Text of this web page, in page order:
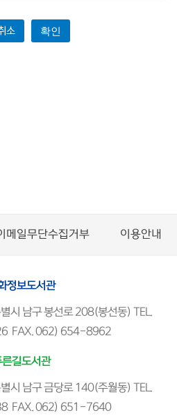
소 확인
메일무단수집거부 이용안내
정보도서관
시 남구 봉선로 208(봉선동) TEL.
FAX. 062) 654-8962
른길도서관
시 남구 금당로 140(주월동) TEL.
FAX. 062) 651-7640